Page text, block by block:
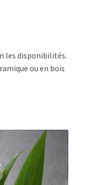
les disponibilités.
ou en bois